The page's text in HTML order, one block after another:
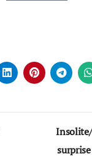
Insolite/